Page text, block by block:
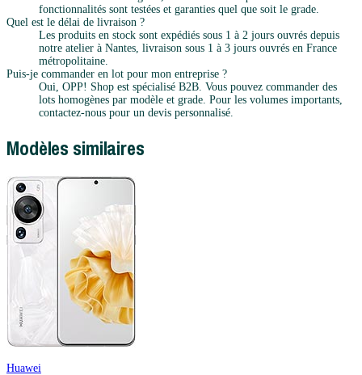
fonctionnalités sont testées et garanties quel que soit le grade.
Quel est le délai de livraison ?
Les produits en stock sont expédiés sous 1 à 2 jours ouvrés depuis
notre atelier à Nantes, livraison sous 1 à 3 jours ouvrés en France
métropolitaine.
Puis-je commander en lot pour mon entreprise ?
Oui, OPP! Shop est spécialisé B2B. Vous pouvez commander des
lots homogènes par modèle et grade. Pour les volumes importants,
contactez-nous pour un devis personnalisé.
Modèles similaires
Huawei